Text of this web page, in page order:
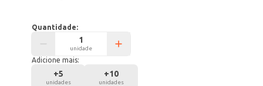
Quantidade:
unidade
Adicione mais:
+5
unidades
+10
unidades